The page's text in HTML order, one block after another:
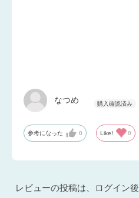
なつめ
参考になった 0 Like! 0
レビューの投稿は、ログイン後